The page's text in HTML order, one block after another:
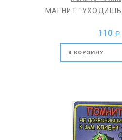
МАГНИТ
110 a
В КОРЗИНУ